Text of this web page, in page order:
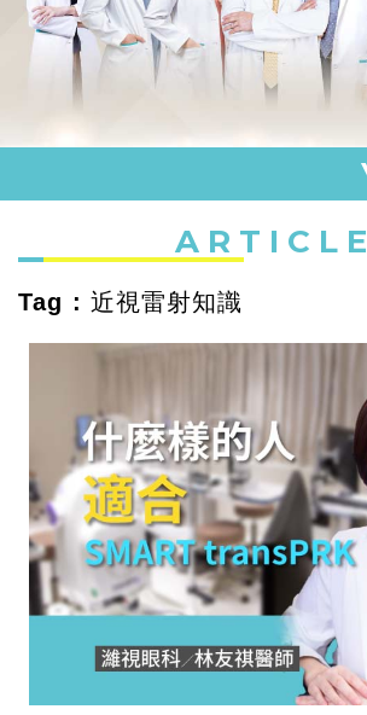
ARTICLE
Tag : 近視雷射知識